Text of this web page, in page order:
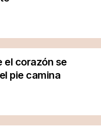
el corazón se
pie camina